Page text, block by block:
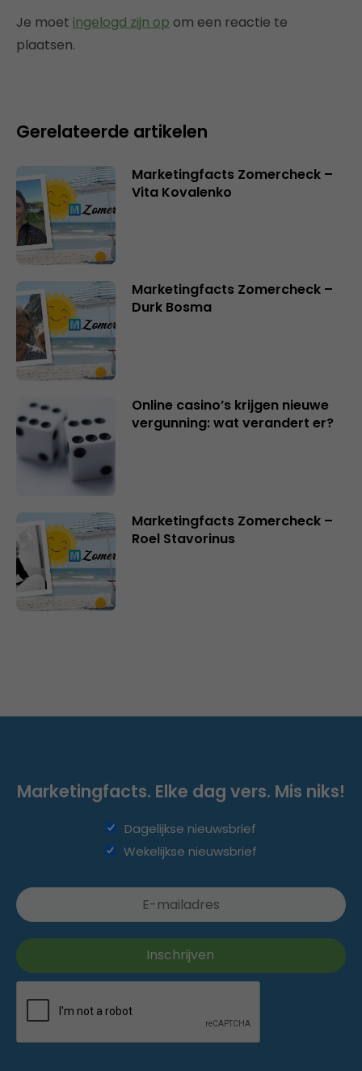
Je moet ingelogd zijn op om een reactie te
plaatsen.
Gerelateerde artikelen
Marketingfacts Zomercheck –
Vita Kovalenko
Marketingfacts Zomercheck –
Durk Bosma
Online casino’s krijgen nieuwe
vergunning: wat verandert er?
Marketingfacts Zomercheck –
Roel Stavorinus
Marketingfacts. Elke dag vers. Mis niks!
Dagelijkse nieuwsbrief
Wekelijkse nieuwsbrief